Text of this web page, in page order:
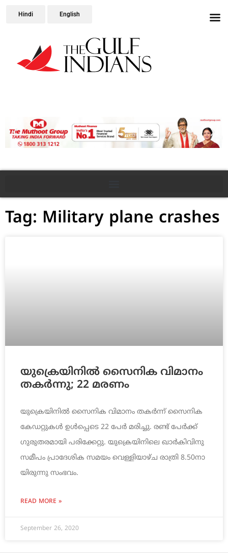
Hindi English
Tag: Military plane crashes
യു​ക്രെ​യി​നി​ൽ സൈ​നി​ക വി​മാ​നം
ത​ക​ർ​ന്നു; 22 മരണം
യു​ക്രെ​യി​നി​ൽ സൈ​നി​ക വി​മാ​നം ത​ക​ർ​ന്ന് സൈ​നി​ക
കേഡ​റ്റു​ക​ൾ ഉ​ൾ​പ്പെ​ടെ 22 പേ​ർ മ​രി​ച്ചു. ര​ണ്ട് പേ​ർ​ക്ക്
ഗു​രു​ത​ര​മാ​യി പരി​ക്കേ​റ്റു. യു​ക്രെ​യി​നി​ലെ ഖാ​ർ​കി​വി​നു
സ​മീ​പം പ്രാ​ദേ​ശി​ക സമ​യം വെ​ള്ളി​യാ​ഴ്ച രാ​ത്രി 8.50നാ​
യി​രു​ന്നു സം​ഭ​വം.
READ MORE »
September 26, 2020